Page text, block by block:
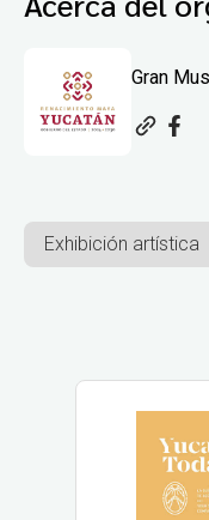
Gran
Exhibición artística